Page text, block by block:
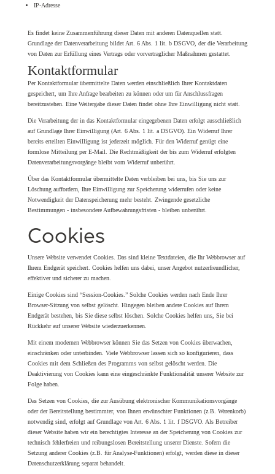
IP-Adresse
Es findet keine Zusammenführung dieser Daten mit anderen Datenquellen statt.
Grundlage der Datenverarbeitung bildet Art. 6 Abs. 1 lit. b DSGVO, der die Verarbeitung
von Daten zur Erfüllung eines Vertrags oder vorvertraglicher Maßnahmen gestattet.
Kontaktformular
Per Kontaktformular übermittelte Daten werden einschließlich Ihrer Kontaktdaten
gespeichert, um Ihre Anfrage bearbeiten zu können oder um für Anschlussfragen
bereitzustehen. Eine Weitergabe dieser Daten findet ohne Ihre Einwilligung nicht statt.
Die Verarbeitung der in das Kontaktformular eingegebenen Daten erfolgt ausschließlich
auf Grundlage Ihrer Einwilligung (Art. 6 Abs. 1 lit. a DSGVO). Ein Widerruf Ihrer
bereits erteilten Einwilligung ist jederzeit möglich. Für den Widerruf genügt eine
formlose Mitteilung per E-Mail. Die Rechtmäßigkeit der bis zum Widerruf erfolgten
Datenverarbeitungsvorgänge bleibt vom Widerruf unberührt.
Über das Kontaktformular übermittelte Daten verbleiben bei uns, bis Sie uns zur
Löschung auffordern, Ihre Einwilligung zur Speicherung widerrufen oder keine
Notwendigkeit der Datenspeicherung mehr besteht. Zwingende gesetzliche
Bestimmungen - insbesondere Aufbewahrungsfristen - bleiben unberührt.
Cookies
Unsere Website verwendet Cookies. Das sind kleine Textdateien, die Ihr Webbrowser auf
Ihrem Endgerät speichert. Cookies helfen uns dabei, unser Angebot nutzerfreundlicher,
effektiver und sicherer zu machen.
Einige Cookies sind “Session-Cookies.” Solche Cookies werden nach Ende Ihrer
Browser-Sitzung von selbst gelöscht. Hingegen bleiben andere Cookies auf Ihrem
Endgerät bestehen, bis Sie diese selbst löschen. Solche Cookies helfen uns, Sie bei
Rückkehr auf unserer Website wiederzuerkennen.
Mit einem modernen Webbrowser können Sie das Setzen von Cookies überwachen,
einschränken oder unterbinden. Viele Webbrowser lassen sich so konfigurieren, dass
Cookies mit dem Schließen des Programms von selbst gelöscht werden. Die
Deaktivierung von Cookies kann eine eingeschränkte Funktionalität unserer Website zur
Folge haben.
Das Setzen von Cookies, die zur Ausübung elektronischer Kommunikationsvorgänge
oder der Bereitstellung bestimmter, von Ihnen erwünschter Funktionen (z.B. Warenkorb)
notwendig sind, erfolgt auf Grundlage von Art. 6 Abs. 1 lit. f DSGVO. Als Betreiber
dieser Website haben wir ein berechtigtes Interesse an der Speicherung von Cookies zur
technisch fehlerfreien und reibungslosen Bereitstellung unserer Dienste. Sofern die
Setzung anderer Cookies (z.B. für Analyse-Funktionen) erfolgt, werden diese in dieser
Datenschutzerklärung separat behandelt.